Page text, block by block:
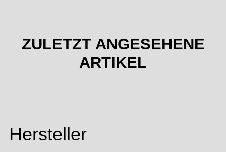
ZULETZT ANGESEHENE
ARTIKEL
Hersteller